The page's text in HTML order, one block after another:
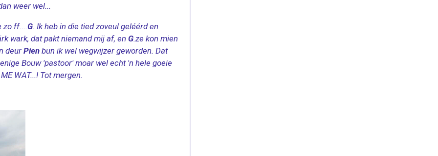
weer wel...
zo ff....G. Ik heb in die tied zoveul geléérd en
wark, dat pakt niemand mij af, en G.ze kon mien
deur Pien bun ik wel wegwijzer geworden. Dat
Bouw 'pastoor' moar wel echt 'n hele goeie
WAT...! Tot mergen.